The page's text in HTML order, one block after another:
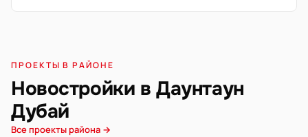
ПРОЕКТЫ В РАЙОНЕ
Новостройки в Даунтаун
Дубай
Все проекты района →